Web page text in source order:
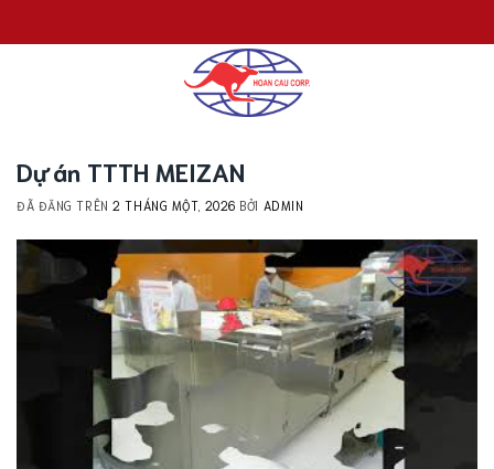
đến
Dự án TTTH MEIZAN
ĐÃ ĐĂNG TRÊN2 THÁNG MỘT, 2026 BỞI ADMIN